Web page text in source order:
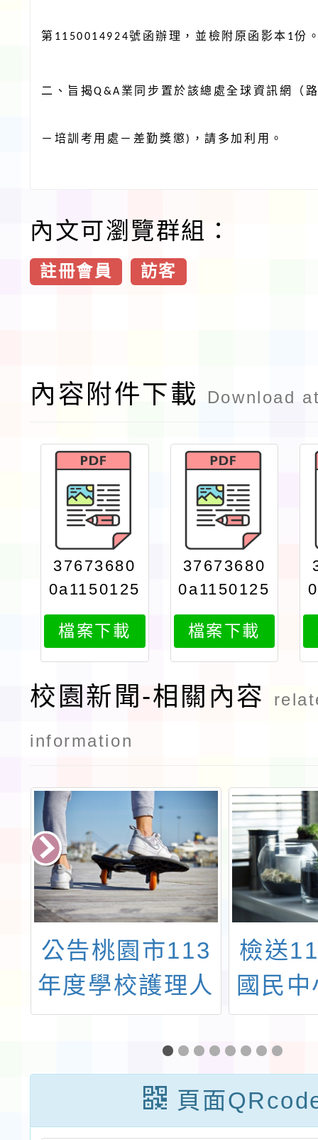
第 1150014924號函辦理，並檢附原函影本 1份
二、旨揭Q&A 業同步置於該總處全球資訊網（
－培訓考用處－差勤獎懲) ，請多加利用。
內文可瀏覽群組：
註冊會員 訪客
內容附件下載 Download
37673680
0a1150125
193attach
2
檔案下載
37673680
0a1150125
193attach
1
檔案下載
校園新聞-相關內容
information
公告桃園市113
年度學校護理人
員及營養師暨公
立幼兒園契約護
理人員試務聯合
甄選本校護理人
檢送
國民
兒園
縣巿
（以
全國
頁面